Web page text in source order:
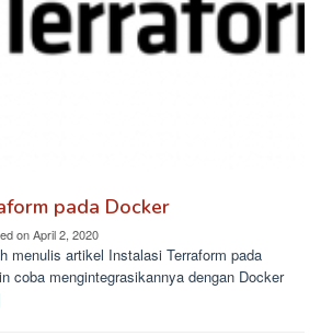
pada Docker
onApril 2, 2020
menulis artikel Instalasi Terraform pada
coba mengintegrasikannya dengan Docker